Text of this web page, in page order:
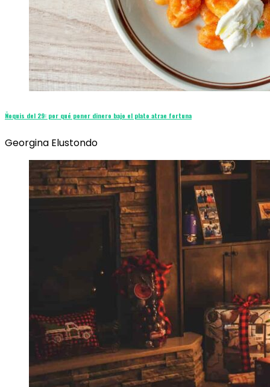
Ñoquis del 29: por qué poner dinero bajo el plato atrae fortuna
Georgina Elustondo